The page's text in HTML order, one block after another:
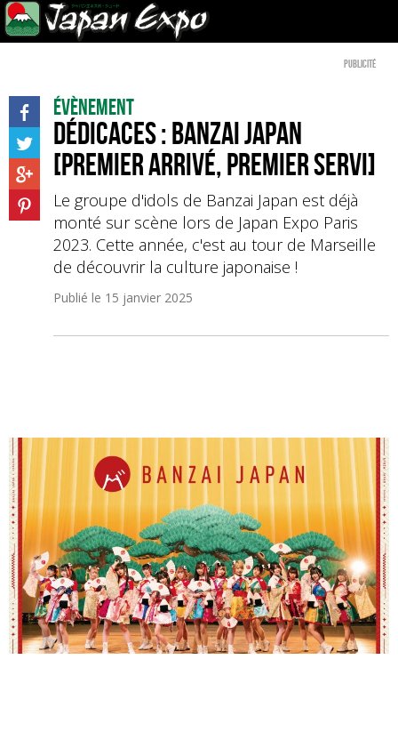
Publicité
Évènement
Dédicaces : BANZAI JAPAN
[Premier arrivé, premier servi]
Le groupe d'idols de Banzai Japan est déjà
monté sur scène lors de Japan Expo Paris
2023. Cette année, c'est au tour de Marseille
de découvrir la culture japonaise !
Publié le 15 janvier 2025